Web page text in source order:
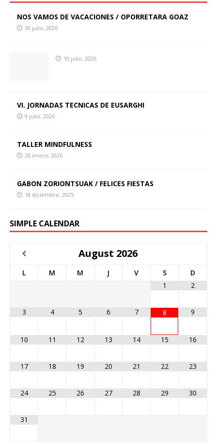
NOS VAMOS DE VACACIONES / OPORRETARA GOAZ
30 julio, 2026
10 julio, 2026
VI. JORNADAS TECNICAS DE EUSARGHI
9 julio, 2026
TALLER MINDFULNESS
28 enero, 2026
GABON ZORIONTSUAK / FELICES FIESTAS
18 diciembre, 2025
SIMPLE CALENDAR
August 2026
L M M J V S
D
1
2
3 4 5 6 7 8 9
10 11 12 13 14 15 16
17 18 19 20 21 22 23
24 25 26 27 28 29 30
31